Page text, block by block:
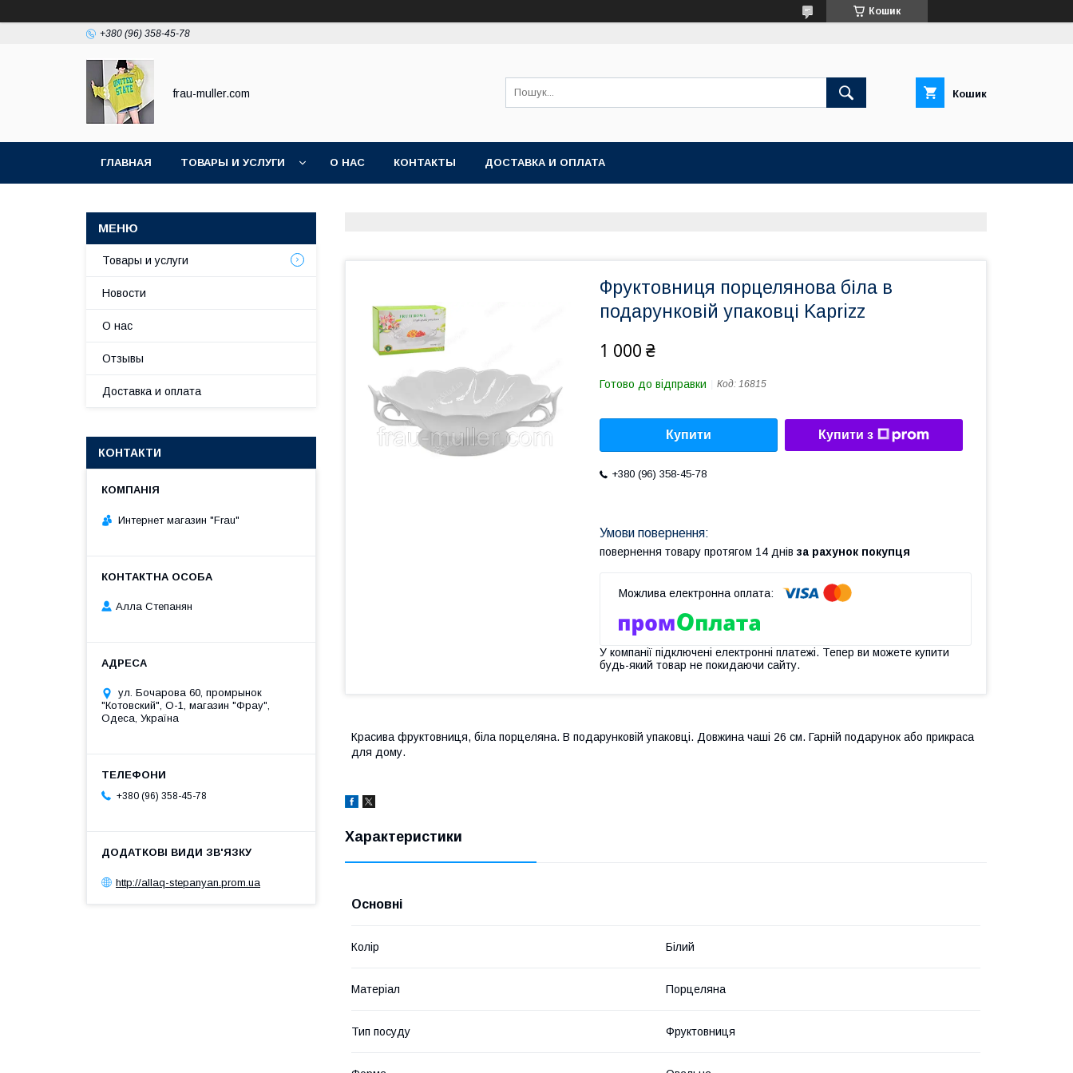
Кошик
+380 (96) 358-45-78
frau-muller.com Кошик
ГЛАВНАЯ ТОВАРЫ И УСЛУГИ О НАС КОНТАКТЫ ДОСТАВКА И ОПЛАТА
Фруктовниця порцелянова біла в
подарунковій упаковці Kaprizz
1 000 ₴
Готово до відправки Код: 16815
Купити Купити з
+380 (96) 358-45-78
повернення товару протягом 14 днів за рахунок покупця
У компанії підключені електронні платежі. Тепер ви можете купити
будь-який товар не покидаючи сайту.
Красива фруктовниця, біла порцеляна. В подарунковій упаковці. Довжина чаші 26 см. Гарній подарунок або прикраса
для дому.
Характеристики
Основні
Колір Білий
Матеріал Порцеляна
Тип посуду Фруктовниця
Товары и услуги
Новости
О нас
Отзывы
Доставка и оплата
КОНТАКТИ
Интернет магазин "Frau"
Алла Степанян
ул. Бочарова 60, промрынок
"Котовский", О-1, магазин "Фрау",
Одеса, Україна
+380 (96) 358-45-78
http://allaq-stepanyan.prom.ua